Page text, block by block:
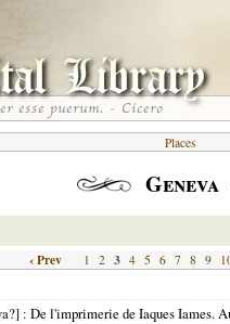
Places
Geneva
‹ Prev 1 2 3 4 5 6 7 8 9
: De l'imprimerie de Iaques Iames.